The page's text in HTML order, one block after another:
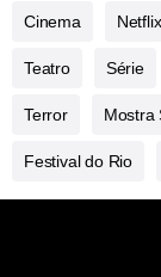
Cinema Netflix
Teatro Série
Terror Mostra
Festival do Rio